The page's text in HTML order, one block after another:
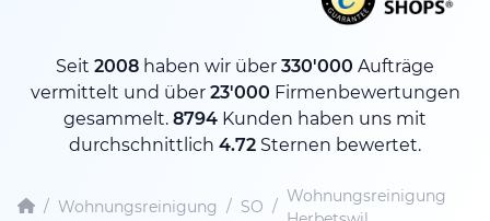
Seit 2008 haben wir über 330'000 Aufträge
vermittelt und über 23'000 Firmenbewertungen
gesammelt. 8794 Kunden haben uns mit
durchschnittlich 4.72 Sternen bewertet.
/ Wohnungsreinigung / SO /
Wohnungsreinigung